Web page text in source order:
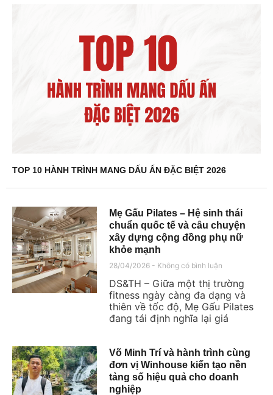
TOP 10 HÀNH TRÌNH MANG DẤU ẤN ĐẶC BIỆT 2026
Mẹ Gấu Pilates – Hệ sinh thái
chuẩn quốc tế và câu chuyện
xây dựng cộng đồng phụ nữ
khỏe mạnh
28/04/2026 Không có bình luận
DS&TH – Giữa một thị trường
fitness ngày càng đa dạng và
thiên về tốc độ, Mẹ Gấu Pilates
đang tái định nghĩa lại giá
Võ Minh Trí và hành trình cùng
đơn vị Winhouse kiến tạo nền
tảng số hiệu quả cho doanh
nghiệp